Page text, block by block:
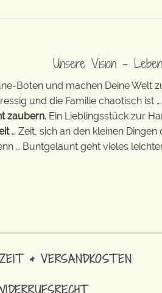
Unsere Vision –
Boten und machen Deine Welt
und die Familie chaotisch ist
zaubern. Ein Lieblingsstück zur
… Zeit, sich an den kleinen
… Buntgelaunt geht vieles
& VERSANDKOSTEN